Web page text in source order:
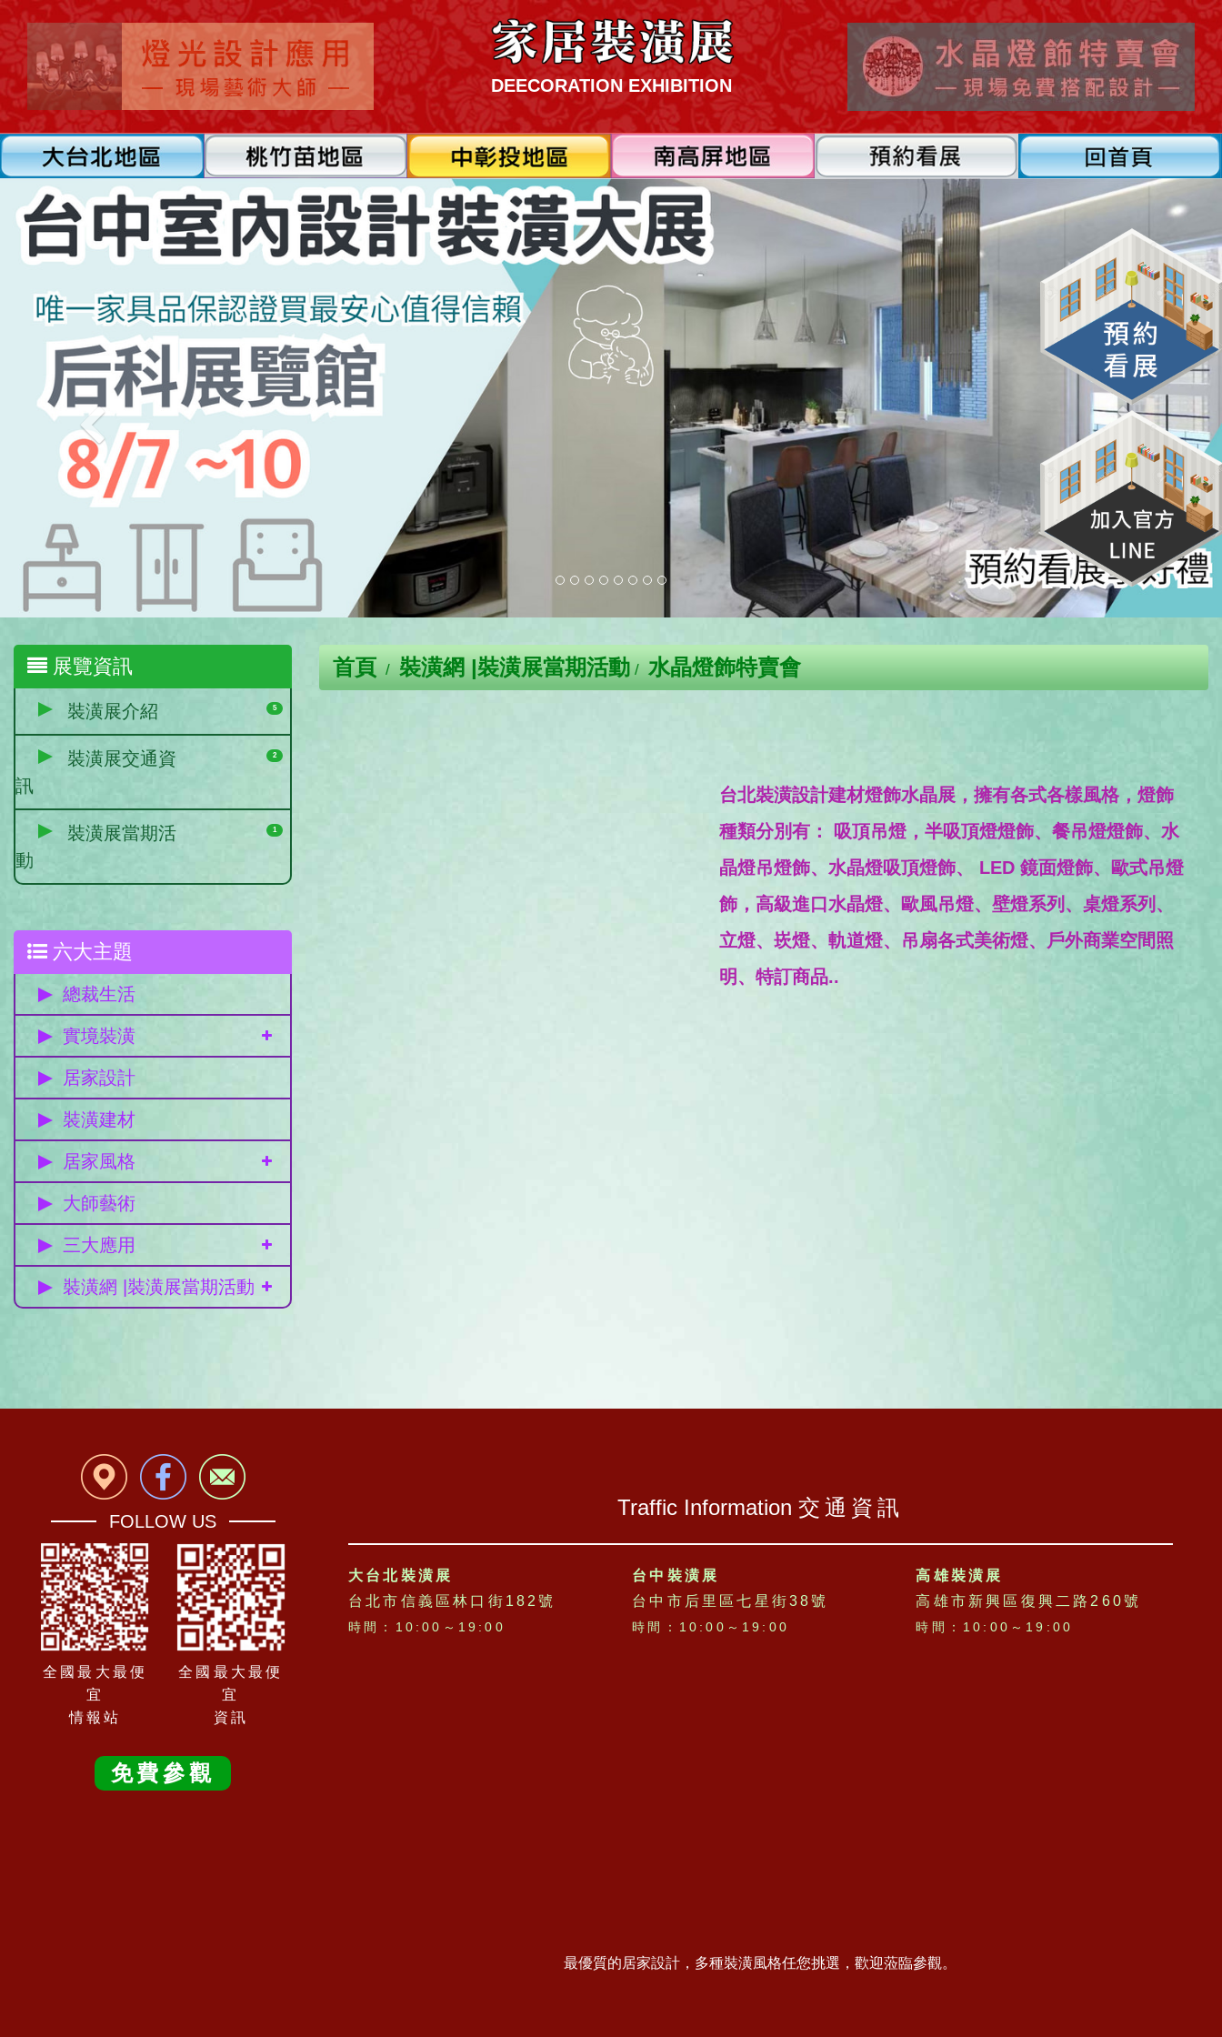
DEECORATION EXHIBITION
展覽資訊
裝潢展介紹 5
裝潢展交通資
訊
2
裝潢展當期活
動
1
六大主題
總裁生活
實境裝潢
居家設計
裝潢建材
居家風格
大師藝術
三大應用
裝潢網 |裝潢展當期活動
首頁 裝潢網 |裝潢展當期活動 水晶燈飾特賣會
台北裝潢設計建材燈飾水晶展，擁有各式各樣風格，燈飾
種類分別有： 吸頂吊燈，半吸頂燈燈飾、餐吊燈燈飾、水
FOLLOW US
全國最大最便
宜
情報站
全國最大最便
宜
資訊
免費參觀
Traffic Information交通資訊
大台北裝潢展
台北市信義區林口街182號
時間：10:00～19:00
台中裝潢展
台中市后里區七星街38號
時間：10:00～19:00
高雄裝潢展
高雄市新興區復興二路260號
時間：10:00～19:00
最優質的居家設計，多種裝潢風格任您挑選，歡迎蒞臨參觀。